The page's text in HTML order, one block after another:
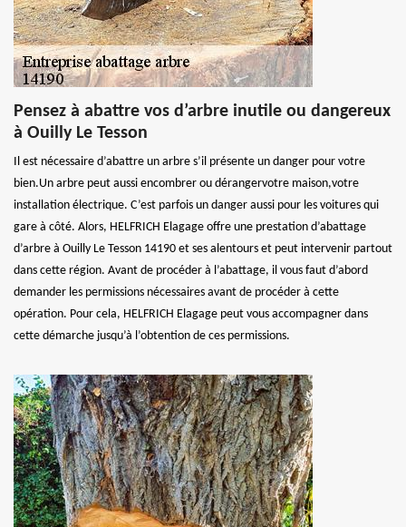
Pensez à abattre vos d’arbre inutile ou dangereux
à Ouilly Le Tesson
Il est nécessaire d’abattre un arbre s’il présente un danger pour votre
bien.Un arbre peut aussi encombrer ou dérangervotre maison,votre
installation électrique. C’est parfois un danger aussi pour les voitures qui
gare à côté. Alors, HELFRICH Elagage offre une prestation d’abattage
d’arbre à Ouilly Le Tesson 14190 et ses alentours et peut intervenir partout
dans cette région. Avant de procéder à l’abattage, il vous faut d’abord
demander les permissions nécessaires avant de procéder à cette
opération. Pour cela, HELFRICH Elagage peut vous accompagner dans
cette démarche jusqu’à l’obtention de ces permissions.